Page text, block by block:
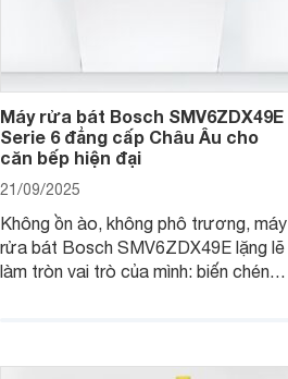
Máy rửa bát Bosch SMV6ZDX49E
Serie 6 đẳng cấp Châu Âu cho
căn bếp hiện đại
21/09/2025
Không ồn ào, không phô trương, máy
rửa bát Bosch SMV6ZDX49E lặng lẽ
làm tròn vai trò của mình: biến chén
Websosanh.vn đi tìm hiểu chi tiết sản